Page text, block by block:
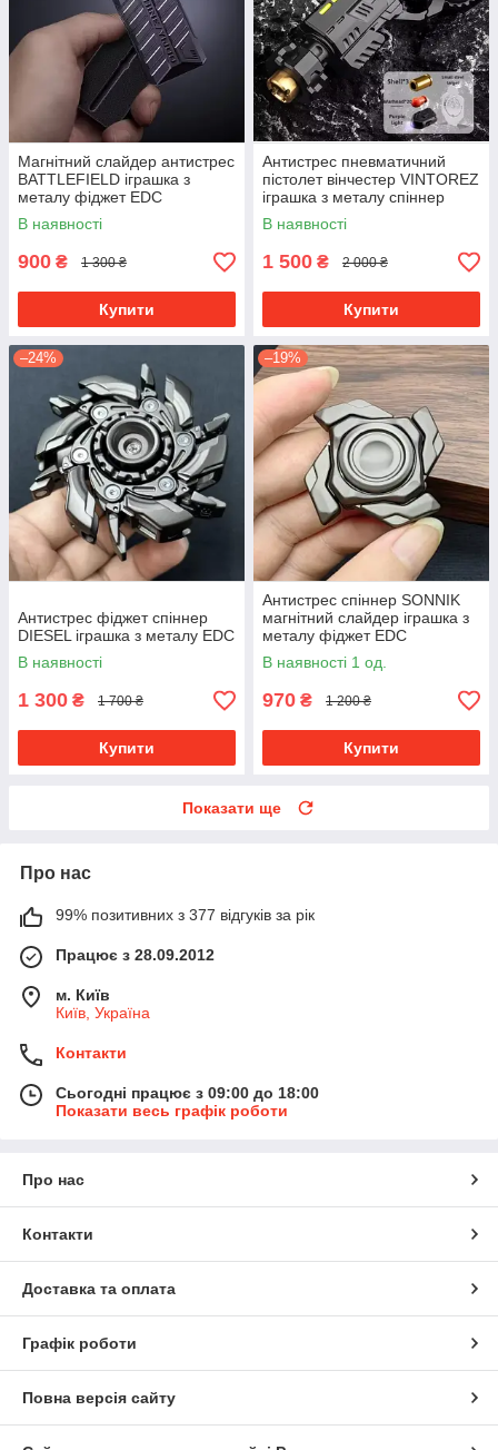
Магнітний слайдер антистрес
BATTLEFIELD іграшка з
металу фіджет EDC
В наявності
900 ₴ 1 300 ₴
Купити
Антистрес пневматичний
пістолет вінчестер VINTOREZ
іграшка з металу спіннер
В наявності
1 500 ₴ 2 000 ₴
Купити
–24%
Антистрес фіджет спіннер
DIESEL іграшка з металу EDC
В наявності
1 300 ₴ 1 700 ₴
Купити
–19%
Антистрес спіннер SONNIK
магнітний слайдер іграшка з
металу фіджет EDC
В наявності 1 од.
970 ₴ 1 200 ₴
Купити
Показати ще
Про нас
99% позитивних з 377 відгуків за рік
Працює з 28.09.2012
м. Київ
Київ, Україна
Контакти
Сьогодні працює з 09:00 до 18:00
Показати весь графік роботи
Про нас
Контакти
Доставка та оплата
Графік роботи
Повна версія сайту